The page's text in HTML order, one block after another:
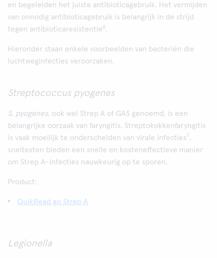
en begeleiden het juiste antibioticagebruik. Het vermijden
van onnodig antibioticagebruik is belangrijk in de strijd
tegen antibioticaresistentie6.
Hieronder staan enkele voorbeelden van bacteriën die
luchtweginfecties veroorzaken.
Streptococcus pyogenes
S. pyogenes, ook wel Strep A of GAS genoemd, is een
belangrijke oorzaak van faryngitis. Streptokokkenfaryngitis
is vaak moeilijk te onderscheiden van virale infecties7,
sneltesten bieden een snelle en kosteneffectieve manier
om Strep A-infecties nauwkeurig op te sporen.
Product:
QuikRead go Strep A
Legionella